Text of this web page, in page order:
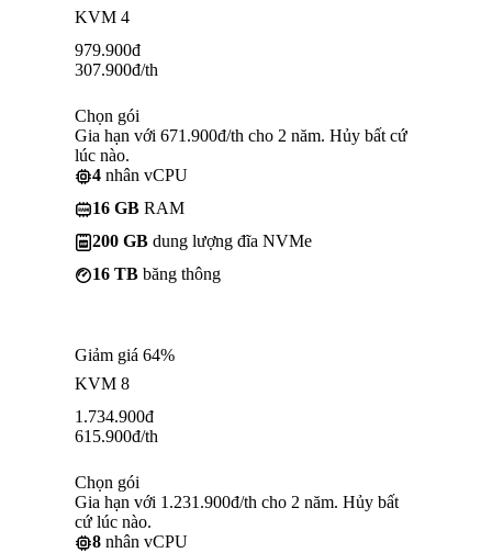
KVM 4
979.900đ
307.900đ/th
Chọn gói
Gia hạn với 671.900đ/th cho 2 năm. Hủy bất cứ
lúc nào.
4 nhân vCPU
16 GB RAM
200 GB dung lượng đĩa NVMe
16 TB băng thông
Giảm giá 64%
KVM 8
1.734.900đ
615.900đ/th
Chọn gói
Gia hạn với 1.231.900đ/th cho 2 năm. Hủy bất
cứ lúc nào.
8 nhân vCPU